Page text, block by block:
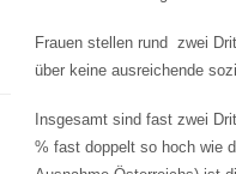
Frauen stellen rund zwei
über keine ausreichende
Insgesamt sind fast zwei
% fast doppelt so hoch wie